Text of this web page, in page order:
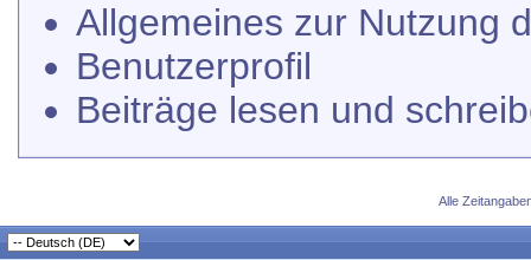
Allgemeines zur Nutzung
Benutzerprofil
Beiträge lesen und
Alle